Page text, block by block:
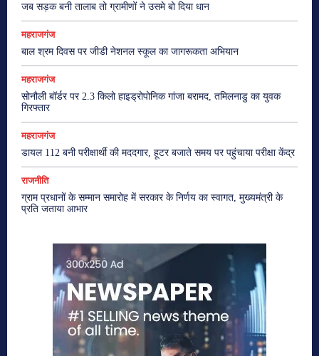
जब सड़क बनी तालाब तो ग्रामीणों ने उसमे बो दिया धान
महराजगंज
बाल श्रम दिवस पर जीडी नेशनल स्कूल का जागरूकता अभियान
महराजगंज
सोनौली बॉर्डर पर 2.3 किलो हाइड्रोपोनिक गांजा बरामद, तमिलनाडु का युवक
गिरफ्तार
महराजगंज
डायल 112 बनी परीक्षार्थी की मददगार, हूटर बजाते समय पर पहुंचाया परीक्षा केंद्र
राजनीति
ग्राम प्रधानों के सम्मान समारोह में सरकार के निर्णय का स्वागत, मुख्यमंत्री के
प्रति जताया आभार